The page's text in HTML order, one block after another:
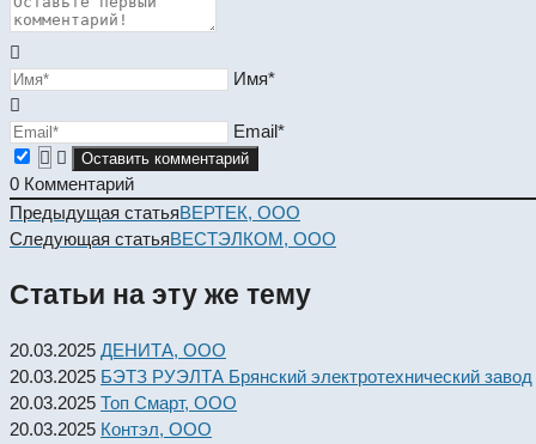
Имя*
Email*
0 Комментарий
Read
more
Предыдущая статьяВЕРТЕК, ООО
Следующая статьяВЕСТЭЛКОМ, ООО
Статьи на эту же тему
20.03.2025 ДЕНИТА, ООО
20.03.2025 БЭТЗ РУЭЛТА Брянский электротехнический завод
20.03.2025 Топ Смарт, ООО
20.03.2025 Контэл, ООО